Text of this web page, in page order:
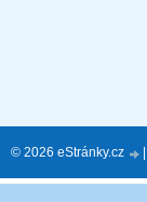
© 2026 eStránky.cz